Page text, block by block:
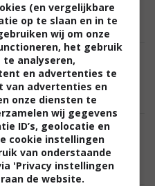
wil doen
er veel nieuwe
dit zijn alle 10 titels
viert haar
de sub en deelt
"All I Need"
(en vergelijkbare
op te slaan en in te
wij om onze
het gebruik
analyseren,
en advertenties te
van advertenties en
onze diensten te
wij gegevens
ID’s, geolocatie en
cookie instellingen
van onderstaande
'Privacy instellingen
de website.